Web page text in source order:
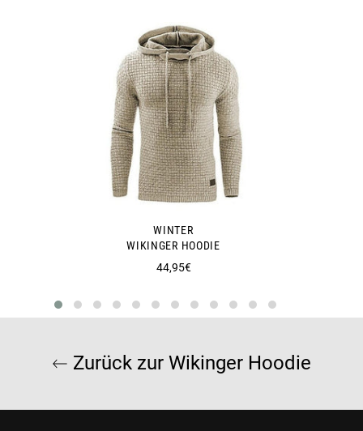
WINTER
WIKINGER HOODIE
Normaler
44,95€
Zurück zur Wikinger Hoodie